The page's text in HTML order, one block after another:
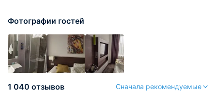
Фотографии гостей
1 040 отзывов Сначала рекомендуемые